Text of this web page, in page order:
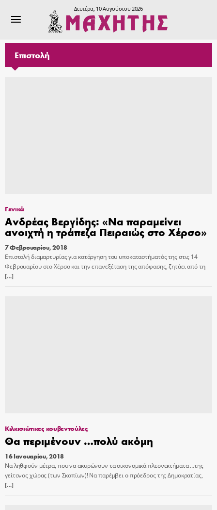
Δευτέρα, 10 Αυγούστου 2026
Επιστολή
Γενικά
Ανδρέας Βεργίδης: «Να παραμείνει
ανοιχτή η τράπεζα Πειραιώς στο Χέρσο»
7 Φεβρουαρίου, 2018
Επιστολή διαμαρτυρίας για κατάργηση του υποκαταστήματός της στις 14
Φεβρουαρίου στο Χέρσο και την επανεξέταση της απόφασης, ζητάει από τη
[…]
Κιλκισιώτικες κουβεντούλες
Θα περιμένουν …πολύ ακόμη
16 Ιανουαρίου, 2018
Να ληθφούν μέτρα, που να ακυρώνουν τα οικονομικά πλεονεκτήματα …της
γείτονος χώρας (των Σκοπίων)! Να παρέμβει ο πρόεδρος της Δημοκρατίας,
[…]